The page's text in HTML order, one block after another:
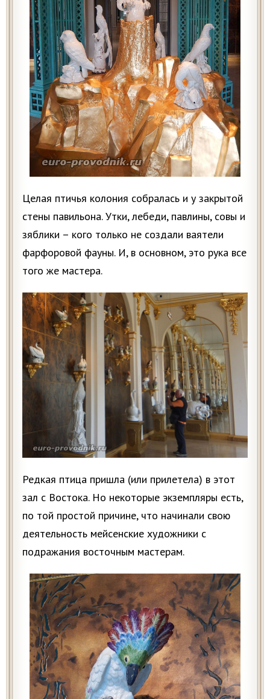
Целая птичья колония собралась и у закрытой
стены павильона. Утки, лебеди, павлины, совы и
зяблики – кого только не создали ваятели
фарфоровой фауны. И, в основном, это рука все
того же мастера.
Редкая птица пришла (или прилетела) в этот
зал с Востока. Но некоторые экземпляры есть,
по той простой причине, что начинали свою
деятельность мейсенские художники с
подражания восточным мастерам.